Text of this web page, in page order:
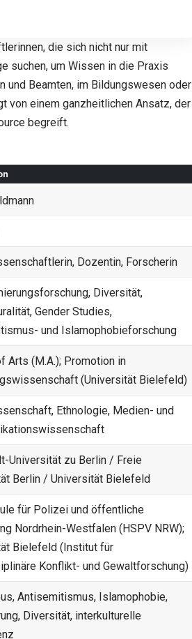
die sich nicht nur mit
suchen, um Wissen in die Praxis
und Beamten, im Bildungswesen oder
von einem ganzheitlichen Ansatz, der
begreift.
Dozentin, Forscherin
Diversität,
Gender Studies,
und Islamophobieforschung
Arts (M.A.); Promotion in
(Universität Bielefeld)
Ethnologie, Medien- und
Universität zu Berlin / Freie
Berlin / Universität Bielefeld
für Polizei und öffentliche
Nordrhein-Westfalen (HSPV NRW);
Bielefeld (Institut für
Konflikt- und Gewaltforschung)
Antisemitismus, Islamophobie,
Diversität, interkulturelle